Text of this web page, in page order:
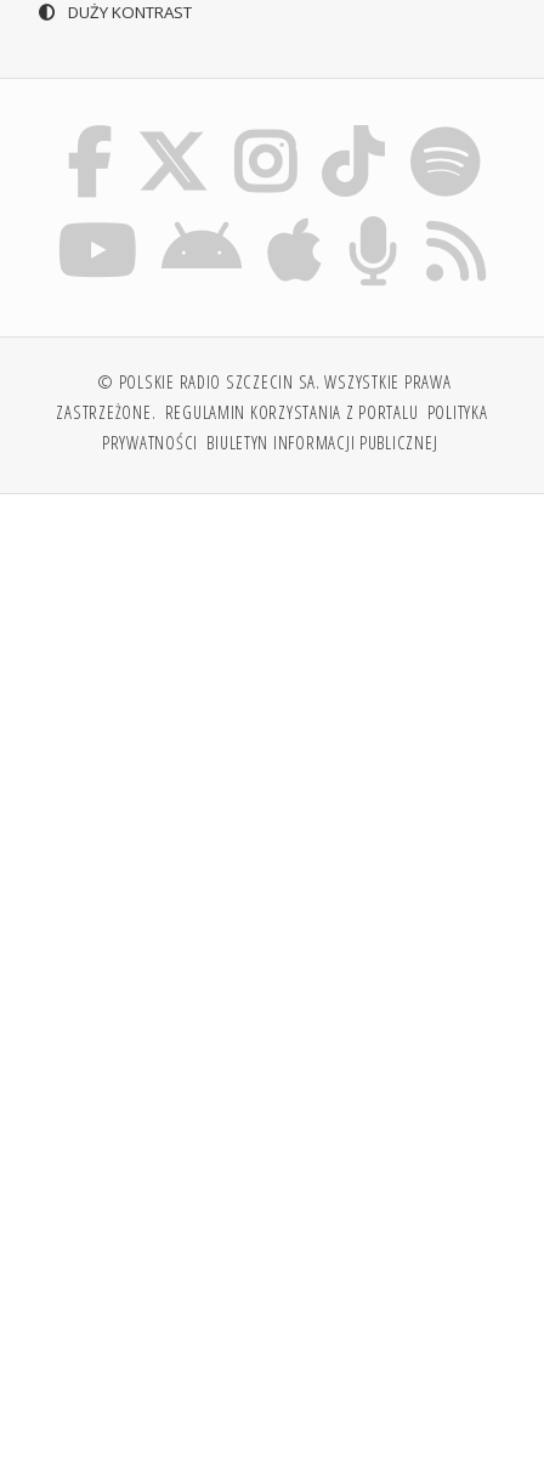
DUŻY KONTRAST
© POLSKIE RADIO SZCZECIN SA. WSZYSTKIE PRAWA
ZASTRZEŻONE. REGULAMIN KORZYSTANIA Z PORTALU POLITYKA
PRYWATNOŚCI BIULETYN INFORMACJI PUBLICZNEJ